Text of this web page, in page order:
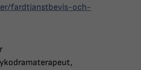
fardtjanstbevis-och-